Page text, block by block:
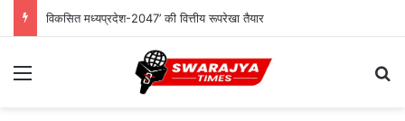
विकसित मध्यप्रदेश-2047’ की वित्तीय रूपरेखा तैयार
Menu